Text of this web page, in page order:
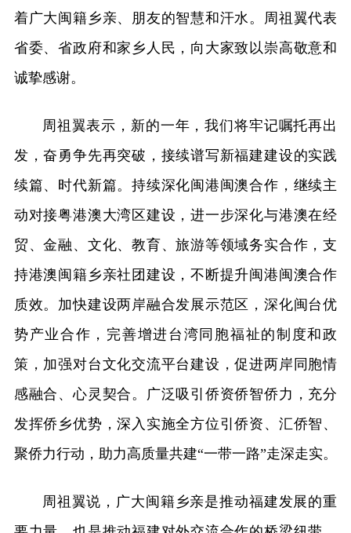
着广大闽籍乡亲、朋友的智慧和汗水。周祖翼代表
省委、省政府和家乡人民，向大家致以崇高敬意和
诚挚感谢。
周祖翼表示，新的一年，我们将牢记嘱托再出
发，奋勇争先再突破，接续谱写新福建建设的实践
续篇、时代新篇。持续深化闽港闽澳合作，继续主
动对接粤港澳大湾区建设，进一步深化与港澳在经
贸、金融、文化、教育、旅游等领域务实合作，支
持港澳闽籍乡亲社团建设，不断提升闽港闽澳合作
质效。加快建设两岸融合发展示范区，深化闽台优
势产业合作，完善增进台湾同胞福祉的制度和政
策，加强对台文化交流平台建设，促进两岸同胞情
感融合、心灵契合。广泛吸引侨资侨智侨力，充分
发挥侨乡优势，深入实施全方位引侨资、汇侨智、
聚侨力行动，助力高质量共建“一带一路”走深走实。
周祖翼说，广大闽籍乡亲是推动福建发展的重